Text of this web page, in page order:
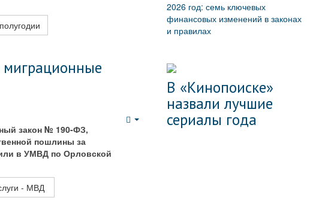
закон № 190-ФЗ,
пошлины за
в УМВД по Орловской
- МВД
2026 год: семь ключевых
финансовых изменений в законах
и правилах
В «Кинопоиске»
назвали лучшие
сериалы года